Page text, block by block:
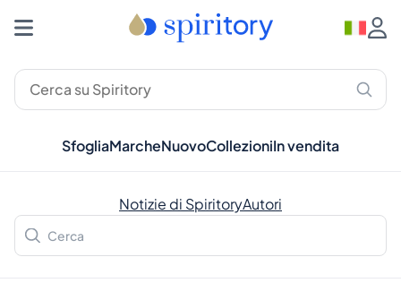
SfogliaMarcheNuovoCollezioniIn vendita
Notizie di SpiritoryAutori